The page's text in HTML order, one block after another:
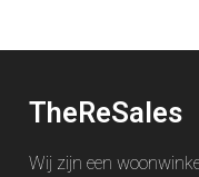
TheReSales
Wij zijn een